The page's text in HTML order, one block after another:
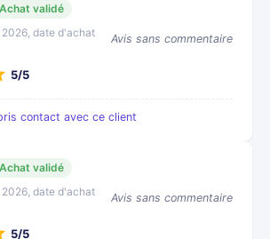
Achat validé
date d'achat
Avis sans commentaire
5/5
contact avec ce client
Achat validé
date d'achat
Avis sans commentaire
5/5